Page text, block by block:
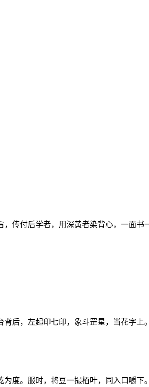
传付后学者，用深黄者染背心，一面书
后，左起印七印，象斗罡星，当花字上。
度。服时，将豆一撮栢叶，同入口嚼下